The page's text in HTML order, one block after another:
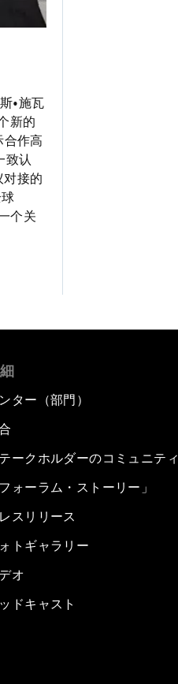
•施瓦
新的
合作高
致认
对接的
个关
ター（部門）
ークホルダーのコミュニティ
フォーラム・ストーリー」
スリリース
トギャラリー
オ
ドキャスト